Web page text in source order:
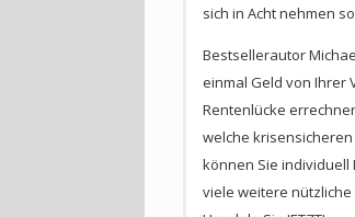
sich in Acht nehmen
Bestsellerautor
einmal Geld von Ihrer
Rentenlücke
welche
können Sie individuell
viele weitere nützliche